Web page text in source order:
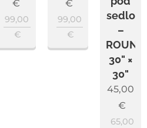
€
99,00
€
€
99,00
€
sedlo
–
ROUND
30" ×
30"
45,00
€
65,00